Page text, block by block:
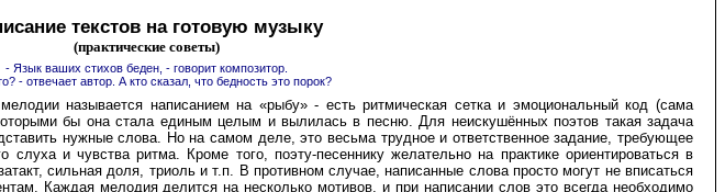
текстов на готовую музыку
(практические советы)
- Язык ваших стихов беден, - говорит композитор.
- отвечает автор. А кто сказал, что бедность это порок?
называется написанием на «рыбу» - есть ритмическая сетка и эмоциональный код (сама
бы она стала единым целым и вылилась в песню. Для неискушённых поэтов такая задача
нужные слова. Но на самом деле, это весьма трудное и ответственное задание, требующее
и чувства ритма. Кроме того, поэту-песеннику желательно на практике ориентироваться в
сильная доля, триоль и т.п. В противном случае, написанные слова просто могут не вписаться
Каждая мелодия делится на несколько мотивов, и при написании слов это всегда необходимо